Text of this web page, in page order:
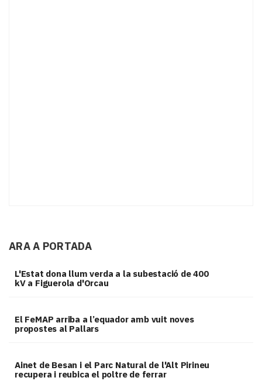
ARA A PORTADA
L'Estat dona llum verda a la subestació de 400
kV a Figuerola d'Orcau
El FeMAP arriba a l’equador amb vuit noves
propostes al Pallars
Ainet de Besan i el Parc Natural de l'Alt Pirineu
recupera i reubica el poltre de ferrar